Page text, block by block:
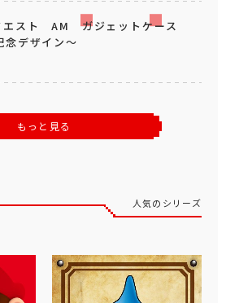
エスト AM ガジェットケース
念デザイン～
もっと見る
人気のシリーズ